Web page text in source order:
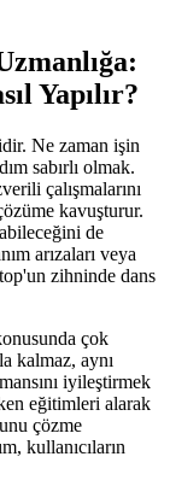
Yapılır?
Ne zaman işin
sabırlı olmak.
çalışmalarını
kavuşturur.
de
arızaları veya
zihninde dans
çok
kalmaz, aynı
iyileştirmek
eğitimleri alarak
çözme
kullanıcıların